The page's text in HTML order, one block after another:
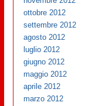
ottobre 2012
settembre 2012
agosto 2012
luglio 2012
giugno 2012
maggio 2012
aprile 2012
marzo 2012